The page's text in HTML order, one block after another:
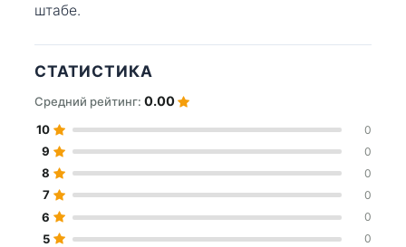
штабе.
СТАТИСТИКА
Средний рейтинг: 0.00
10 0
9 0
8 0
7 0
6 0
5 0